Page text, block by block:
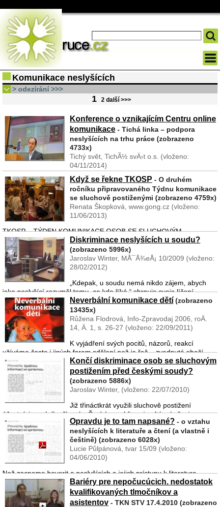
Komunikace neslyšících
> odezírání >>>
1 2 další >>>
Konference o vznikajícím Centru online
komunikace - Tichá linka – podpora
neslyšících na trhu práce (zobrazeno
4733x)
Tichý svět, TichÃ½ svÄ›t o.s. (vloženo:
04/11/2014)
Konference o systémové komunikační podpoře neslyšících na trhu
práce, kterou 14. října uspořádala organizace Tichý svět v
prostorách Magistrátu hlavního města Prahy, představila veřejnosti
vznikající Tichou linku, Centr ...
Když se řekne TKOSP - O druhém
ročníku připravovaného Týdnu komunikace
se sluchově postiženými (zobrazeno 4759x)
Renata Škopková, www.gong.cz (vloženo:
11/06/2013)
TKOSP – TÝDEN KOMUNIKACE OSOB SE SLUCHOVÝM
POSTIŽENÍM, jehož druhý ročník proběhne v letošním roce od 21.
do 29.9.2013, je celorepublikový projekt, který přináší zajímavé
informace o světě osob se sluchovým postižením, podpo ...
Diskriminace neslyšících u soudu?
(zobrazeno 5996x)
Jaroslav Winter, MÅ¯Å¾eÅ¡ 10/2009 (vloženo:
28/02/2012)
„Kdepak, u soudu nemá nikdo zájem, abych
jako neslyšící rozuměl tomu, co kdo říká,“ shrnuje svoje líčení
osobních zkušeností se soudy Jiří Grábner. Zažil celkem šest
soudních jednání – třikrát v souvislosti s rozvodem a ...
Neverbální komunikace dětí (zobrazeno
13435x)
Růžena Flodrová, Info-Zpravodaj 2006, roÄ.
14, Ä. 1, s. 26-27 (vloženo: 22/09/2011)
K vyjádření svých pocitů, názorů, reakcí
užíváme často i jiných forem sdělení než je řeč – zvednuté obočí,
odmítavé gesto, tázavý pohled... Předkládaná kniha, kterou vydalo v
loňském roce nakladatelství Portál, nás ...
Končí diskriminace osob se sluchovým
postižením před českými soudy?
(zobrazeno 5886x)
Jaroslav Winter, (vloženo: 22/07/2010)
Již třináctkrát využili sluchově postižení
účastníci soudního řízení v České republice simultánní přepis
mluvené řeči, který jim zajistila Česká unie neslyšících. Zatímco dříve
lidé se sluchovým postižením nekomuni ...
Opravdu je to tam napsané? - o vztahu
neslyšících k literatuře a čtení (a vlastně i
češtině) (zobrazeno 6028x)
Lucie Půlpánová, tvar 15/09 (vloženo:
04/06/2010)
Než zacneme hovorit o neslyšících a jejich prístupu k literature,
zopakujme si neco o funkci písemnictví samého – snad je to na
stránkách literárního casopisu ponekud troufalé, ale specificnost
spolecenského postavení neslyšíc ...
Bariéry pre nepočucúcich. nedostatok
kvalifikovaných tlmočníkov a
asistentov - TKN STV 17.4.2010 (zobrazeno